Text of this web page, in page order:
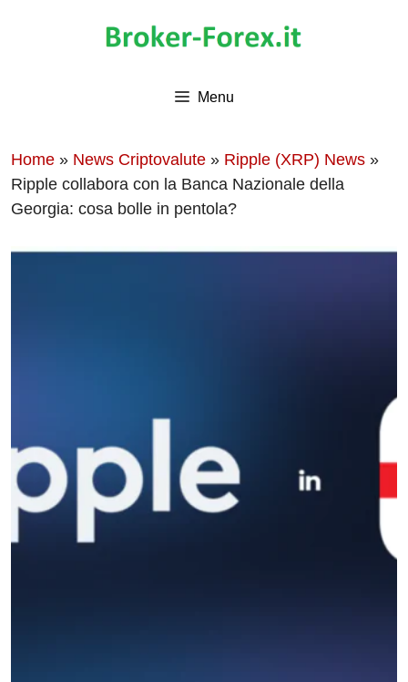
Menu
Home » News Criptovalute » Ripple (XRP) News »
Ripple collabora con la Banca Nazionale della
Georgia: cosa bolle in pentola?